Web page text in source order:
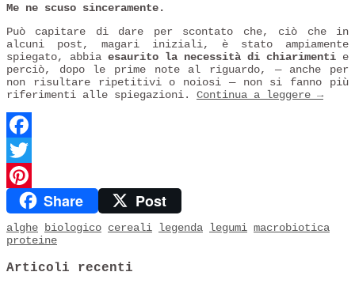
Me ne scuso sinceramente.
Può capitare di dare per scontato che, ciò che in
alcuni post, magari iniziali, è stato ampiamente
spiegato, abbia esaurito la necessità di chiarimenti e
perciò, dopo le prime note al riguardo, — anche per
non risultare ripetitivi o noiosi — non si fanno più
riferimenti alle spiegazioni. Continua a leggere →
Facebook
Twitter
PinterestShare Post
alghe biologico cereali legenda legumi macrobiotica
proteine
Articoli recenti